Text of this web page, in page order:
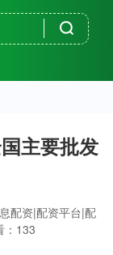
主要批发
配资|配资平台|配
：133